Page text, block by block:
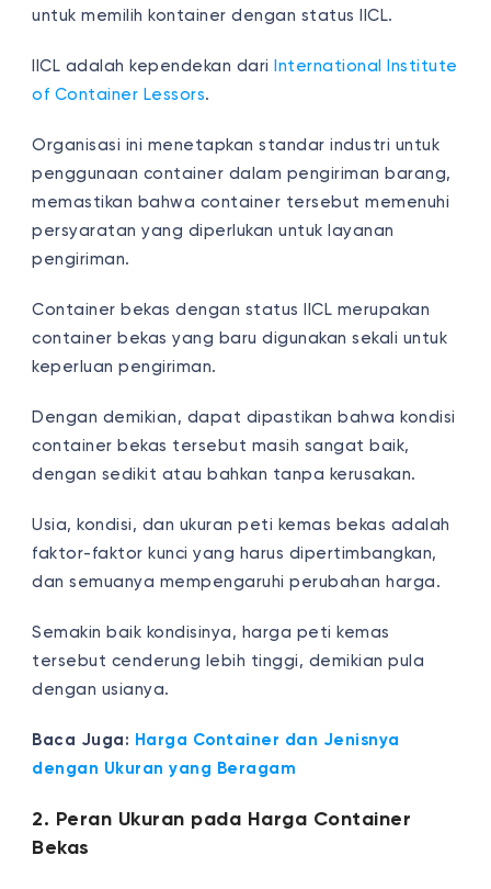
untuk memilih kontainer dengan status IICL.
IICL adalah kependekan dari
International Institute
of Container Lessors.
Organisasi ini menetapkan standar industri untuk
penggunaan container dalam pengiriman barang,
memastikan bahwa container tersebut memenuhi
persyaratan yang diperlukan untuk layanan
pengiriman.
Container bekas dengan status IICL merupakan
container bekas yang baru digunakan sekali untuk
keperluan pengiriman.
Dengan demikian, dapat dipastikan bahwa kondisi
container bekas tersebut masih sangat baik,
dengan sedikit atau bahkan tanpa kerusakan.
Usia, kondisi, dan ukuran peti kemas bekas adalah
faktor-faktor kunci yang harus dipertimbangkan,
dan semuanya mempengaruhi perubahan harga.
Semakin baik kondisinya, harga peti kemas
tersebut cenderung lebih tinggi, demikian pula
dengan usianya.
Baca Juga: Harga Container dan Jenisnya
dengan Ukuran yang Beragam
2. Peran Ukuran pada Harga Container
Bekas